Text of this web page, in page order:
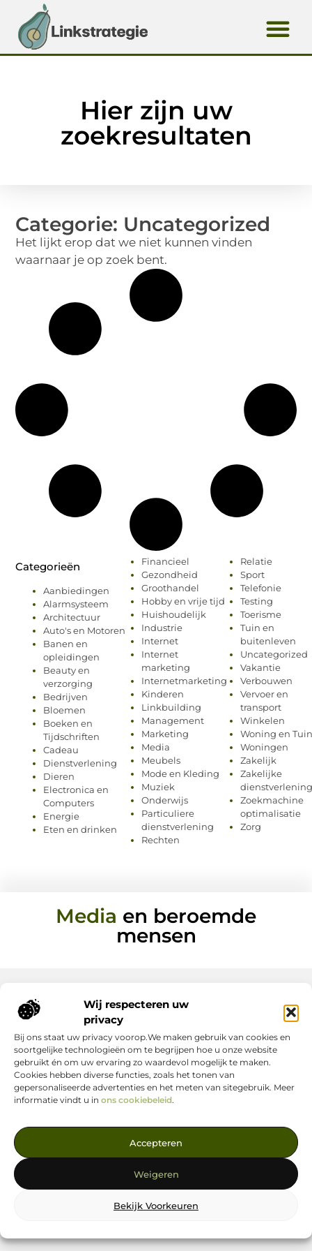
Wij respecteren uw
privacy
Bij ons staat uw privacy voorop.We maken gebruik van cookies en
soortgelijke technologieën om te begrijpen hoe u onze website
gebruikt én om uw ervaring zo waardevol mogelijk te maken.
Cookies hebben diverse functies, zoals het tonen van
gepersonaliseerde advertenties en het meten van sitegebruik. Meer
informatie vindt u in ons cookiebeleid.
Accepteren
Weigeren
Bekijk Voorkeuren
Hier zijn uw
zoekresultaten
Categorie: Uncategorized
Het lijkt erop dat we niet kunnen vinden
waarnaar je op zoek bent.
Categorieën
Aanbiedingen
Alarmsysteem
Architectuur
Auto's en Motoren
Banen en
opleidingen
Beauty en
verzorging
Bedrijven
Bloemen
Boeken en
Tijdschriften
Cadeau
Dienstverlening
Dieren
Electronica en
Computers
Energie
Eten en drinken
Financieel
Gezondheid
Groothandel
Hobby en vrije tijd
Huishoudelijk
Industrie
Internet
Internet
marketing
Internetmarketing
Kinderen
Linkbuilding
Management
Marketing
Media
Meubels
Mode en Kleding
Muziek
Onderwijs
Particuliere
dienstverlening
Rechten
Relatie
Sport
Telefonie
Testing
Toerisme
Tuin en
buitenleven
Uncategorized
Vakantie
Verbouwen
Vervoer en
transport
Winkelen
Woning en Tuin
Woningen
Zakelijk
Zakelijke
dienstverlening
Zoekmachine
optimalisatie
Zorg
Media en beroemde
mensen
— Ontdek inspirerende verhalen, nuttige tips en waardevolle
artikelen, allemaal op één centrale plek. Start je leesavontuur
vandaag op linkstrategie.nl!
Onze informatie